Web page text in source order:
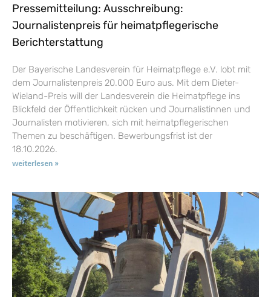
Pressemitteilung: Ausschreibung:
Journalistenpreis für heimatpflegerische
Berichterstattung
Der Bayerische Landesverein für Heimatpflege e.V. lobt mit
dem Journalistenpreis 20.000 Euro aus. Mit dem Dieter-
Wieland-Preis will der Landesverein die Heimatpflege ins
Blickfeld der Öffentlichkeit rücken und Journalistinnen und
Journalisten motivieren, sich mit heimatpflegerischen
Themen zu beschäftigen. Bewerbungsfrist ist der
18.10.2026.
weiterlesen »